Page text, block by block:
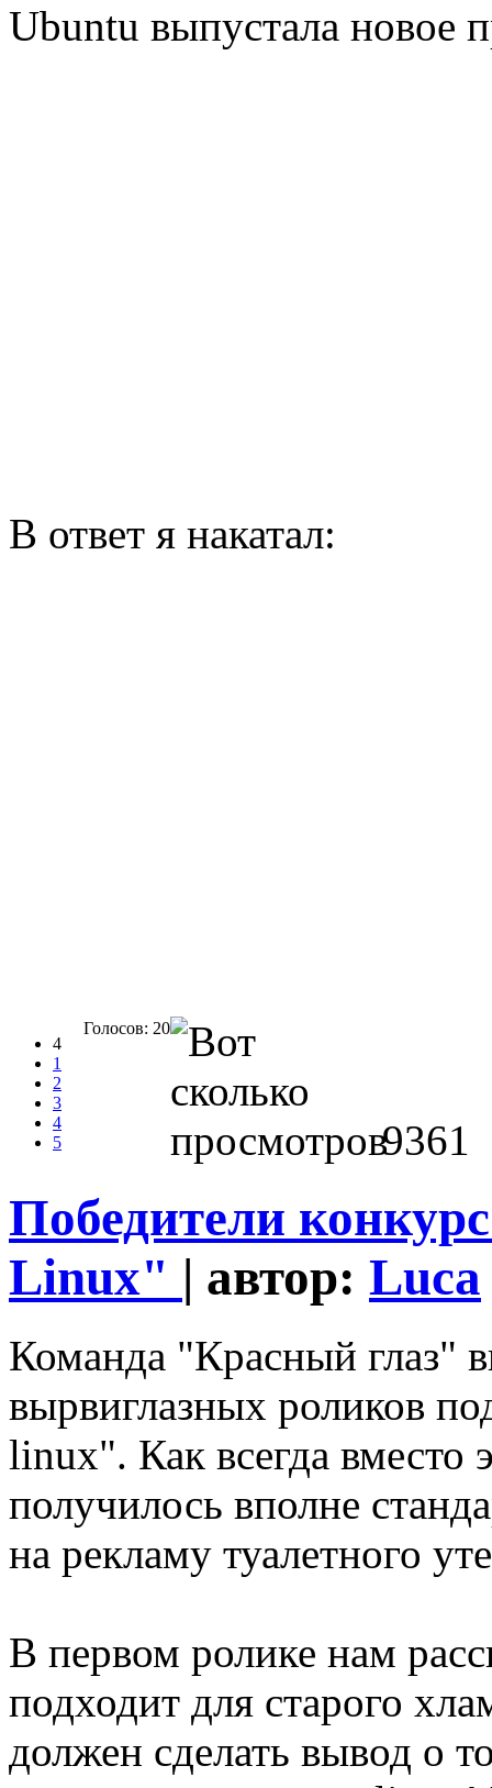
Ubuntu выпустала новое
В ответ я накатал:
4
1
2
3
4
5
Голосов: 20
9361
Победители
Linux" | автор: Luca
Команда "Красный глаз"
вырвиглазных роликов
linux". Как всегда
получилось вполне
на рекламу туалетного
В первом ролике нам
подходит для старого
должен сделать вывод о